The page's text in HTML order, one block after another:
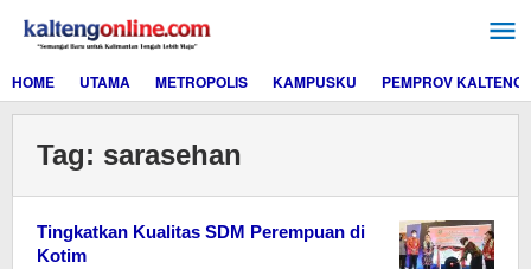
konten
HOME
UTAMA METROPOLIS KAMPUSKU PEMPROV KALTENG
Tag: sarasehan
Tingkatkan Kualitas SDM Perempuan di
Kotim